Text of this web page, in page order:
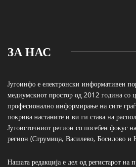
ЗА НАС
Југоинфо е електронски информативен
медиумскиот простор од 2012 година со
професионално информирање на сите
покрива настаните и ви ги става на
Југоисточниот регион со посебен фокус
регион (Струмица, Василево, Босилово и
Нашата редакција е дел од регистарот